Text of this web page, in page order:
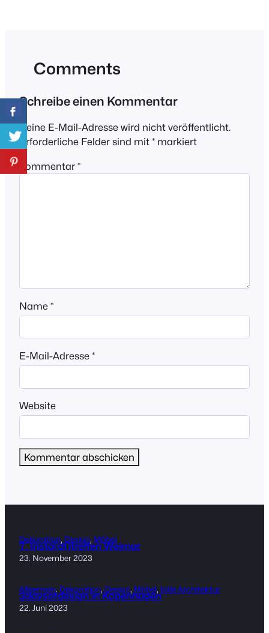
Comments
Schreibe einen Kommentar
Deine E-Mail-Adresse wird nicht veröffentlicht.
Erforderliche Felder sind mit * markiert
Kommentar *
Name *
E-Mail-Adresse *
Website
Dekoration, Design, Möbel
7. Insta(dt)treffen Weimar
23. November 2023
Allgemein, Dekoration, Design, Möbel, tolle Architektur
3daysofdesign in Kopenhagen
22. Juni 2023